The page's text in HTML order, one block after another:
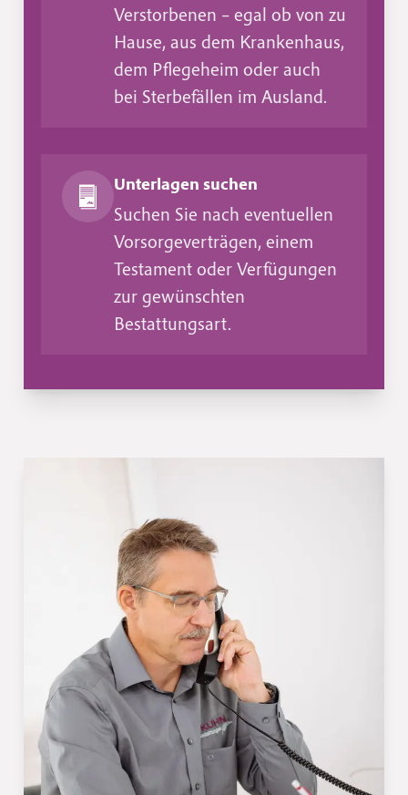
Verstorbenen – egal ob von zu
Hause, aus dem Krankenhaus,
dem Pflegeheim oder auch
bei Sterbefällen im Ausland.
Unterlagen suchen
Suchen Sie nach eventuellen
Vorsorgeverträgen, einem
Testament oder Verfügungen
zur gewünschten
Bestattungsart.